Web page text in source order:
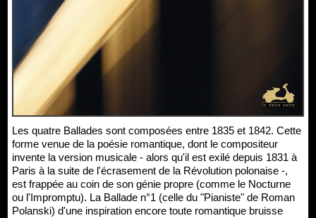
Les quatre Ballades sont composées entre 1835 et 1842. Cette
forme venue de la poésie romantique, dont le compositeur
invente la version musicale - alors qu'il est exilé depuis 1831 à
Paris à la suite de l'écrasement de la Révolution polonaise -,
est frappée au coin de son génie propre (comme le Nocturne
ou l'Impromptu). La Ballade n°1 (celle du "Pianiste" de Roman
Polanski) d'une inspiration encore toute romantique bruisse